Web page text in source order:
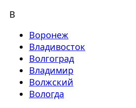
В
Воронеж
Владивосток
Волгоград
Владимир
Волжский
Вологда